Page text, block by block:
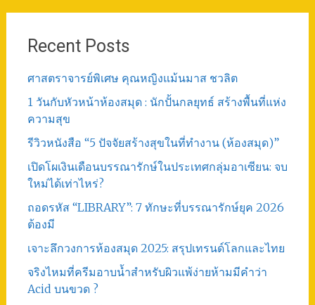
Recent Posts
ศาสตราจารย์พิเศษ คุณหญิงแม้นมาส ชวลิต
1 วันกับหัวหน้าห้องสมุด : นักปั้นกลยุทธ์ สร้างพื้นที่แห่ง
ความสุข
รีวิวหนังสือ “5 ปัจจัยสร้างสุขในที่ทำงาน (ห้องสมุด)”
เปิดโผเงินเดือนบรรณารักษ์ในประเทศกลุ่มอาเซียน: จบ
ใหม่ได้เท่าไหร่?
ถอดรหัส “LIBRARY”: 7 ทักษะที่บรรณารักษ์ยุค 2026
ต้องมี
เจาะลึกวงการห้องสมุด 2025: สรุปเทรนด์โลกและไทย
จริงไหมที่ครีมอาบน้ำสำหรับผิวแพ้ง่ายห้ามมีคำว่า
Acid บนขวด ?